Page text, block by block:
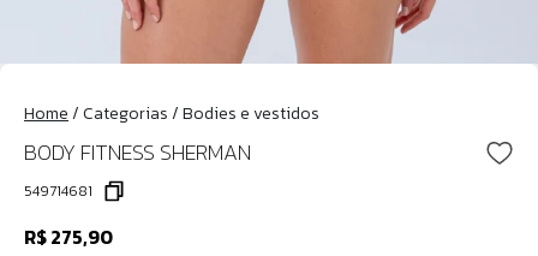
Home/Categorias/Bodies e vestidos
BODY FITNESS SHERMAN
549714681
R$ 275,90